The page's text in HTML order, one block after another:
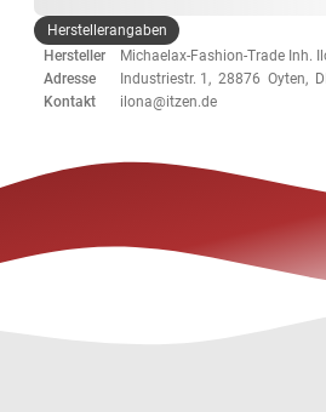
Herstellerangaben
Hersteller
Michaelax-Fashion-Trade Inh.
Adresse
Industriestr. 1, 28876 Oyten,
Kontakt
ilona@itzen.de